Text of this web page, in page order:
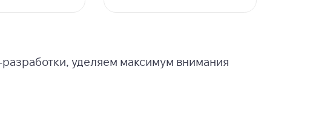
уделяем максимум внимания